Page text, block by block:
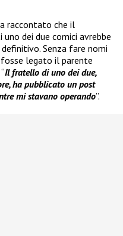
raccontato che il
dei due comici avrebbe
Senza fare nomi
legato il parente
Il fratello di uno dei due,
ha pubblicato un post
mi stavano operando”.